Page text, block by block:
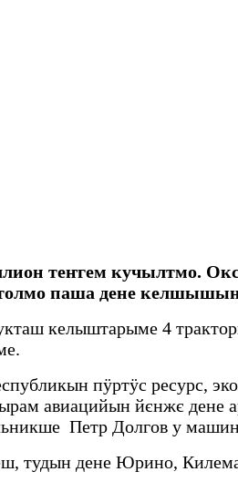
теҥгем кучылтмо.
паша дене
келыштарыме 4
пӱртӱс ресурс,
авиацийын йєнжє дене
Петр Долгов у
тудын дене Юрино,